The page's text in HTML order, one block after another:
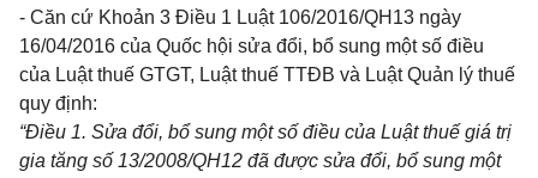
- Căn cứ Khoản 3 Điều 1 Luật 106/2016/QH13 ngày
16/04/2016 của Quốc hội sửa đổi, bổ sung một số điều
của Luật thuế GTGT, Luật thuế TTĐB và Luật Quản lý thuế
quy định:
“Điều 1. Sửa đổi, bổsung một số điều của Luật thuế giá trị
gia tăng số 13/2008/QH12 đã được sửa đổi, bổ sung một